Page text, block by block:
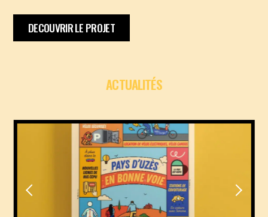
DECOUVRIR LE PROJET
ACTUALITÉS